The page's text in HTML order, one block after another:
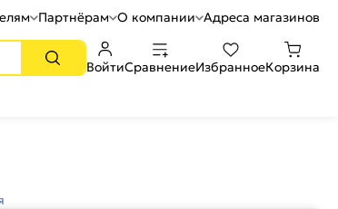
Партнёрам О компании Адреса магазинов
ВойтиСравнениеИзбранноеКорзина